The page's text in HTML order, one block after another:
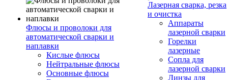
Флюсы и проволоки для
автоматической сварки и
наплавки
Кислые флюсы
Нейтральные флюсы
Основные флюсы
Лазерная сварка, резка
и очистка
Аппараты
лазерной сварки
Горелки
лазерные
Сопла для
лазерной сварки
Линзы для